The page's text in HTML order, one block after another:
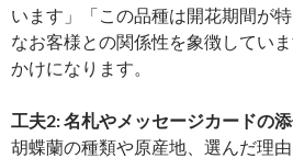
います」「この品種は開花期間が
なお客様との関係性を象徴してい
かけになります。
工夫2: 名札やメッセージカードの
胡蝶蘭の種類や原産地、選んだ理